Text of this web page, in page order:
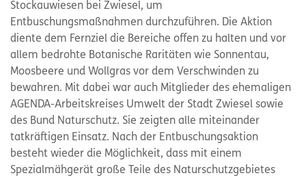
Stockauwiesen bei Zwiesel, um
Entbuschungsmaßnahmen durchzuführen. Die Aktion
diente dem Fernziel die Bereiche offen zu halten und vor
allem bedrohte Botanische Raritäten wie Sonnentau,
Moosbeere und Wollgras vor dem Verschwinden zu
bewahren. Mit dabei war auch Mitglieder des ehemaligen
AGENDA-Arbeitskreises Umwelt der Stadt Zwiesel sowie
des Bund Naturschutz. Sie zeigten alle miteinander
tatkräftigen Einsatz. Nach der Entbuschungsaktion
besteht wieder die Möglichkeit, dass mit einem
Spezialmähgerät große Teile des Naturschutzgebietes